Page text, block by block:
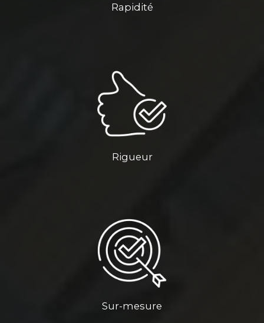
Rapidité
Rigueur
Sur-mesure